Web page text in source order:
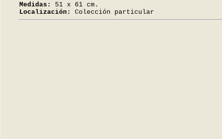
Medidas:
51 x 61 cm.
Localización:
Colección particular